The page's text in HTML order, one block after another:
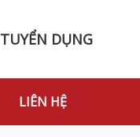
TUYỂN DỤNG
LIÊN HỆ